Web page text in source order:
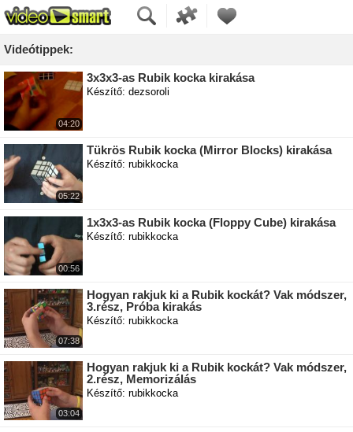
Videótippek:
04:20
3x3x3-as Rubik kocka kirakása
Készítő: dezsoroli
05:22
Tükrös Rubik kocka (Mirror Blocks) kirakása
Készítő: rubikkocka
00:56
1x3x3-as Rubik kocka (Floppy Cube) kirakása
Készítő: rubikkocka
07:38
Hogyan rakjuk ki a Rubik kockát? Vak módszer,
3.rész, Próba kirakás
Készítő: rubikkocka
03:04
Hogyan rakjuk ki a Rubik kockát? Vak módszer,
2.rész, Memorizálás
Készítő: rubikkocka